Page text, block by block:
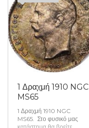
1 Δραχμή 1910 NGC
MS65
1 Δραχμή 1910 NGC
MS65. Στο φυσικό μας